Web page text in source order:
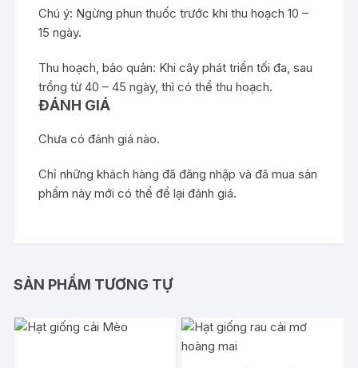
Chú ý: Ngừng phun thuốc trước khi thu hoạch 10 –
15 ngày.
Thu hoạch, bảo quản: Khi cây phát triển tối đa, sau
trồng từ 40 – 45 ngày, thì có thể thu hoạch.
ĐÁNH GIÁ
Chưa có đánh giá nào.
Chỉ những khách hàng đã đăng nhập và đã mua sản
phẩm này mới có thể để lại đánh giá.
SẢN PHẨM TƯƠNG TỰ